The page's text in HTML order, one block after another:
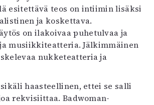
esitettävä teos on intiimin lisäksi
ja koskettava.
on ilakoivaa puhetulvaa ja
musiikkiteatteria. Jälkimmäinen
nukketeatteria ja
haasteellinen, ettei se salli
rekvisiittaa. Badwoman-